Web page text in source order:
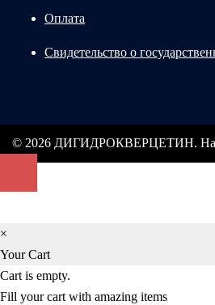
Оплата
Свидетельство о
© 2026 ДИГИДРОКВЕРЦЕТИН. На
×
Your Cart
Cart is empty.
Fill your cart with amazing items